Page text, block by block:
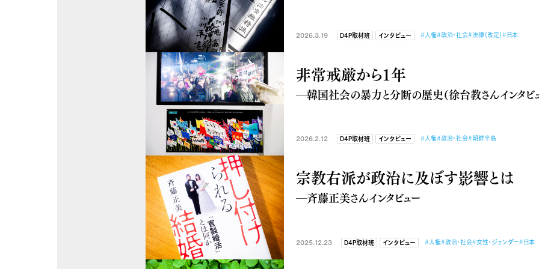
2026.3.19 D4P取材班 インタビュー #人権#政治・社会#法律（改定）#日本
非常戒厳から１年
―韓国社会の暴力と分断の歴史（徐台教さんインタビ
2026.2.12 D4P取材班 インタビュー #人権#政治・社会#朝鮮半島
宗教右派が政治に及ぼす影響とは
―斉藤正美さんインタビュー
2025.12.23 D4P取材班 インタビュー #人権#政治・社会#女性・ジェンダー#日本